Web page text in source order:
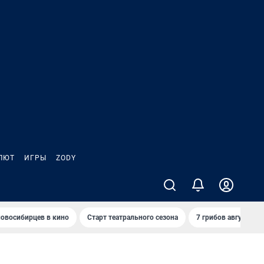
ИГРЫ ZODY
в кино Старт театрального сезона 7 грибов августа